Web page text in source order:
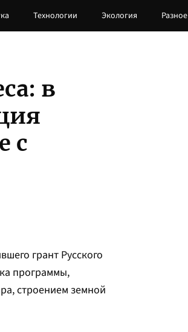
Технологии Экология Разное
в
с
грант Русского
программы,
строением земной